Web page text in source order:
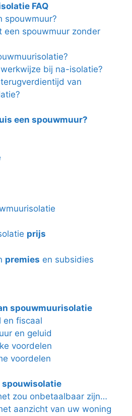
FAQ
spouwmuur?
een spouwmuur zonder
bij na-isolatie?
van
een spouwmuur?
prijs
premies en subsidies
spouwmuurisolatie
en fiscaal
en geluid
voordelen
voordelen
spouwisolatie
zou onbetaalbaar zijn…
aanzicht van uw woning